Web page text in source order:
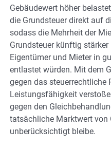
Gebäudewert höher
die Grundsteuer direkt auf
sodass die Mehrheit der
Grundsteuer künftig
Eigentümer und Mieter in
entlastet würden. Mit dem
gegen das steuerrechtliche
Leistungsfähigkeit
gegen den
tatsächliche Marktwert von
unberücksichtigt bleibe.